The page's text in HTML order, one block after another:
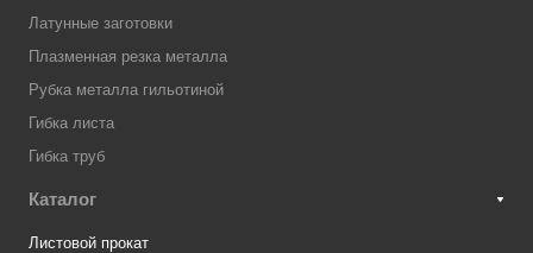
Латунные заготовки
Плазменная резка металла
Рубка металла гильотиной
Гибка листа
Гибка труб
Каталог
Листовой прокат